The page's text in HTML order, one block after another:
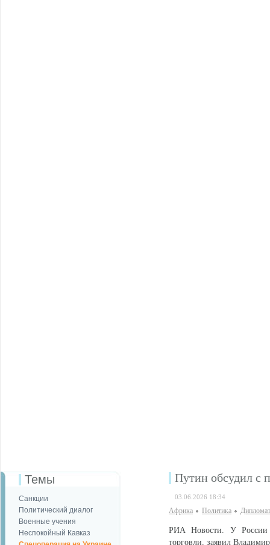
Темы
Санкции
Политический диалог
Военные учения
Неспокойный Кавказ
Путин обсудил с
03.06.2026 18:34
Африка Политика
РИА Новости. У России
торговли, заявил